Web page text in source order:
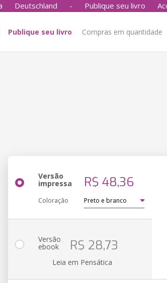
Deutschland - Publique seu livro
Publique seu livro Compras em quantidade
Versão
impressa R$ 48,36
Coloração
Versão
ebook R$ 28,73
Leia em Pensática